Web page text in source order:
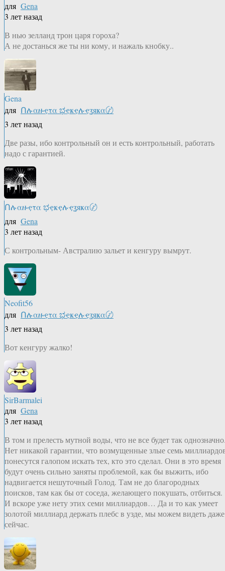
для Gena
3 лет назад
В нью зелланд трон царя гороха?
А не достанься же ты ни кому, и нажаль кнобку..
Gena
для Ոሉαዙҿτα ಭҿҝҿሉҿʓяҝα〄
3 лет назад
Две разы, ибо контрольный он и есть контрольный, работать
надо с гарантией.
Ոሉαዙҿτα ಭҿҝҿሉҿʓяҝα〄
для Gena
3 лет назад
С контрольным- Австралию зальет и кенгуру вымрут.
Neofit56
для Ոሉαዙҿτα ಭҿҝҿሉҿʓяҝα〄
3 лет назад
Вот кенгуру жалко!
SirBarmalei
для Gena
3 лет назад
В том и прелесть мутной воды, что не все будет так
Нет никакой гарантии, что возмущенные злые семь
понесутся галопом искать тех, кто это сделал. Они в это время
будут очень сильно заняты проблемой, как бы выжить, ибо
надвигается нешуточный Голод. Там не до благородных
поисков, там как бы от соседа, желающего покушать, отбиться.
И вскоре уже нету этих семи миллиардов… Да и то как умеет
золотой миллиард держать плебс в узде, мы можем видеть даже
сейчас.